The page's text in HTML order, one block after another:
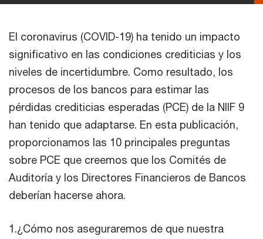
El coronavirus (COVID-19) ha tenido un impacto
significativo en las condiciones crediticias y los
niveles de incertidumbre. Como resultado, los
procesos de los bancos para estimar las
pérdidas crediticias esperadas (PCE) de la NIIF 9
han tenido que adaptarse. En esta publicación,
proporcionamos las 10 principales preguntas
sobre PCE que creemos que los Comités de
Auditoría y los Directores Financieros de Bancos
deberían hacerse ahora.
1.¿Cómo nos aseguraremos de que nuestra